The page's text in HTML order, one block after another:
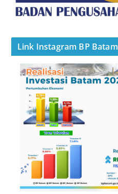
Link Instagram BP Batam